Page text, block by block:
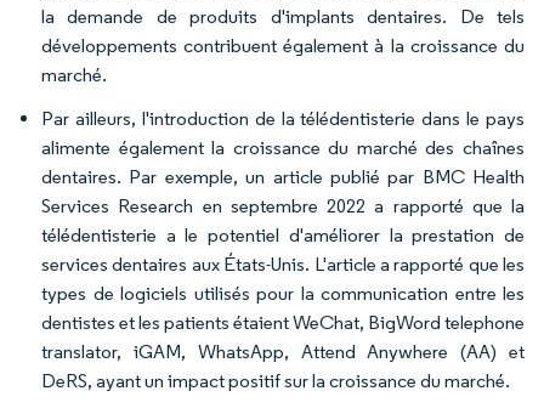
la demande de produits d'implants dentaires. De tels
développements contribuent également à la croissance du
marché.
Par ailleurs, l'introduction de la télédentisterie dans le pays
alimente également la croissance du marché des chaînes
dentaires. Par exemple, un article publié par BMC Health
Services Research en septembre 2022 a rapporté que la
télédentisterie a le potentiel d'améliorer la prestation de
services dentaires aux États-Unis. L'article a rapporté que les
types de logiciels utilisés pour la communication entre les
dentistes et les patients étaient WeChat, BigWord telephone
translator, iGAM, WhatsApp, Attend Anywhere (AA) et
DeRS, ayant un impact positif sur la croissance du marché.